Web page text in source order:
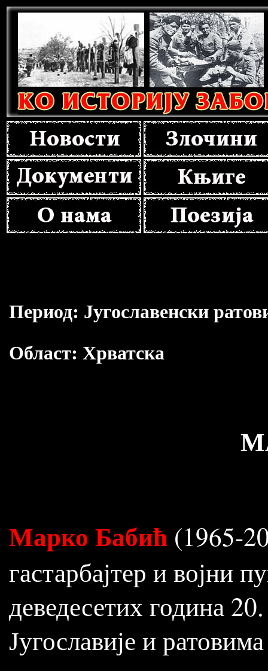
Период: Југославенски
Област: Хрватска
Марко Бабић (1965-
гастарбајтер и војни
деведесетих година
Југославије и